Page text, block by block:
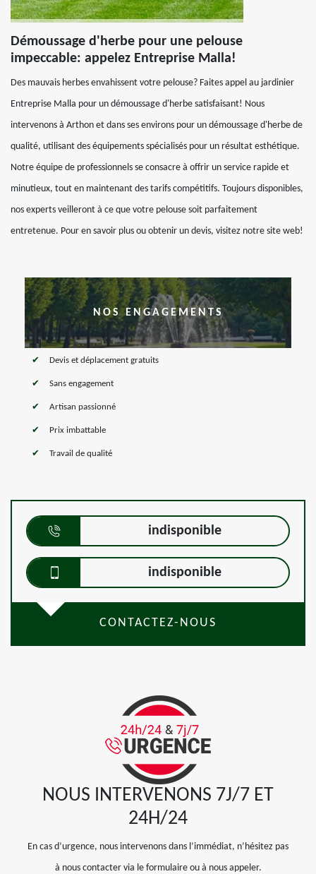
Démoussage d'herbe pour une pelouse
impeccable: appelez Entreprise Malla!
Des mauvais herbes envahissent votre pelouse? Faites appel au jardinier
Entreprise Malla pour un démoussage d'herbe satisfaisant! Nous
intervenons à Arthon et dans ses environs pour un démoussage d'herbe de
qualité, utilisant des équipements spécialisés pour un résultat esthétique.
Notre équipe de professionnels se consacre à offrir un service rapide et
minutieux, tout en maintenant des tarifs compétitifs. Toujours disponibles,
nos experts veilleront à ce que votre pelouse soit parfaitement
entretenue. Pour en savoir plus ou obtenir un devis, visitez notre site web!
NOS ENGAGEMENTS
Devis et déplacement gratuits
Sans engagement
Artisan passionné
Prix imbattable
Travail de qualité
indisponible
indisponible
CONTACTEZ-NOUS
NOUS INTERVENONS 7J/7 ET
24H/24
En cas d’urgence, nous intervenons dans l’immédiat, n’hésitez pas
à nous contacter via le formulaire ou à nous appeler.